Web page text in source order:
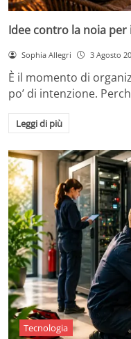
Idee contro la noia
Sophia Allegri 3 Agosto
È il momento di
po’ di intenzione.
Leggi di più
Tecnologia